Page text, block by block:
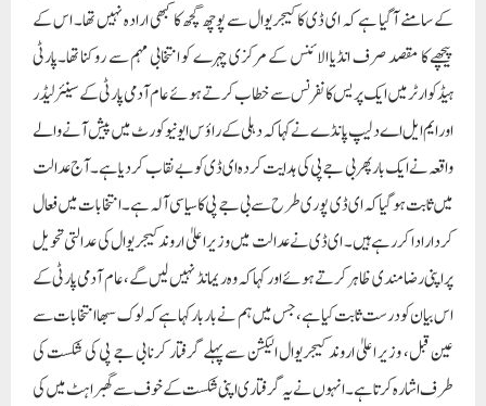
کے سامنے آ گیا ہے کہ ای ڈی کا کیجریوال سے پوچھ گچھ کا کبھی ارادہ نہیں تھا۔ اس کے
پیچھے کا مقصد صرف انڈیا الائنس کے مرکزی چہرے کو انتخابی مہم سے روکنا تھا۔پارٹی
ہیڈکوارٹر میں ایک پریس کانفرنس سے خطاب کرتے ہوئے عام آدمی پارٹی کے سینئر لیڈر
اور ایم ایل اے دلیپ پانڈے نے کہا کہ دہلی کے راؤس ایونیو کورٹ میں پیش آنے والے
واقعہ نے ایک بار پھر بی جے پی کی ہدایت کردہ ای ڈی کو بے نقاب کر دیا ہے۔ آج عدالت
میں ثابت ہو گیا کہ ای ڈی پوری طرح سے بی جے پی کا سیاسی آلہ ہے۔انتخابات میں فعال
کردار ادا کر رہے ہیں۔ ای ڈی نے عدالت میں وزیر اعلیٰ اروند کیجریوال کی عدالتی تحویل
پر اپنی رضامندی ظاہر کرتے ہوئے اور کہا کہ وہ ریمانڈ نہیں لیں گے، عام آدمی پارٹی کے
اس بیان کو درست ثابت کیا ہے، جس میں ہم نے بار بار کہا ہے کہ لوک سبھا انتخابات سے
عین قبل، وزیر اعلیٰ اروند کیجریوال الیکشن سے پہلے گرفتار کرنا بی جے پی کی شکست کی
طرف اشارہ کرتا ہے۔ انہوں نے یہ گرفتاری اپنی شکست کے خوف سے گھبراہٹ میں کی